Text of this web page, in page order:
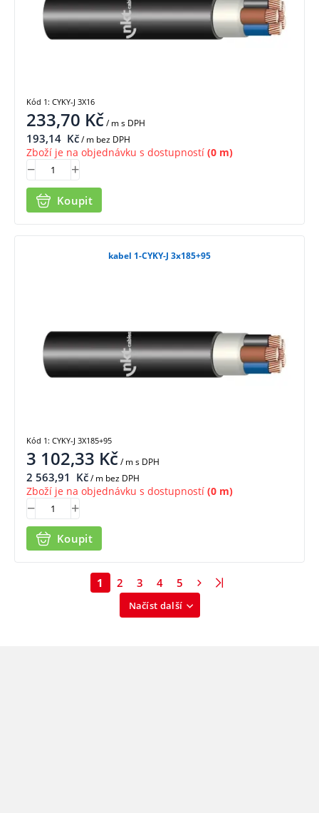
233,70 Kč/ ms DPH
193,14 Kč/ m bez DPH
Zboží je na objednávku s dostupností (0 m)
Koupit
Kód 1: CYKY-J 3X16
kabel 1-CYKY-J 3x185+95
3 102,33 Kč/ ms DPH
2 563,91 Kč/ m bez DPH
Zboží je na objednávku s dostupností (0 m)
Koupit
Kód 1: CYKY-J 3X185+95
Načíst další
1 2 3 4 5